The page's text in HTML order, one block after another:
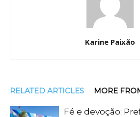
Karine Paixão
RELATED ARTICLES MORE
Fé e devoção: